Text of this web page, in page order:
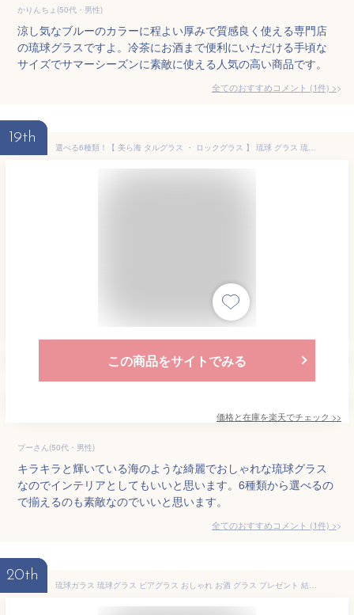
かりんちょ(50代・男性)
涼し気なブルーのカラーに程よい厚みで質感良く使える専門店
の琉球グラスですよ。冷茶にお酒まで便利にいただける手頃な
サイズでサマーシーズンに素敵に使える人気の高い商品です。
全てのおすすめコメント (1件) >
19th
選べる6種類！【 美ら海 タルグラス ・ ロックグラス 】 琉球 グラス 琉球 ガラス 琉球グラス おしゃれ タル グラス 沖縄雑貨 沖縄 土産 送料無料 【ss-5】 沖縄気分で ちむどんどん 【p10
この商品をサイトでみる
価格と在庫を楽天でチェック >>
プーさん(50代・男性)
キラキラと輝いている海のような綺麗でおしゃれな琉球グラス
なのでインテリアとしてもいいと思います。6種類から選べるの
で揃えるのも素敵なのでいいと思います。
全てのおすすめコメント (1件) >
20th
琉球ガラス 琉球グラス ビアグラス おしゃれ お酒 グラス プレゼント 結婚祝い ランキング ビア 焼酎 焼酎グラス 琉球 誕生日プレゼント 女友達 女性 母 彼女 沖縄ガラス ガラスコップ かわいい【海蛍アイスロンググラス・ピンク】